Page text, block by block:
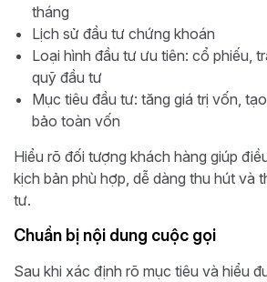
tháng
Lịch sử đầu tư chứng khoán
Loại hình đầu tư ưu tiên: cổ phiếu,
quỹ đầu tư
Mục tiêu đầu tư: tăng giá trị vốn,
bảo toàn vốn
Hiểu rõ đối tượng khách hàng giúp
kịch bản phù hợp, dễ dàng thu hút và
tư.
Chuẩn bị nội dung cuộc gọi
Sau khi xác định rõ mục tiêu và hiểu